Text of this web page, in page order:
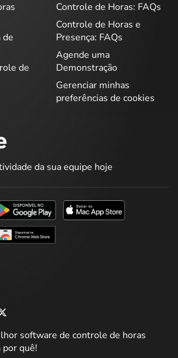
de
de
Controle de Horas: FAQs
Controle de Horas e
Presença: FAQs
Agende uma
Demonstração
Gerenciar minhas
preferências de cookies
da sua equipe hoje
software de controle de horas
por quê!